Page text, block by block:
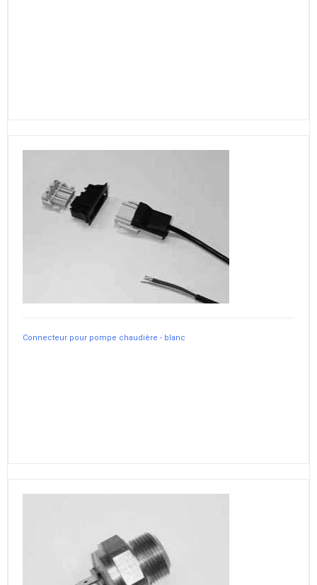
Connecteur pour pompe chaudière - blanc